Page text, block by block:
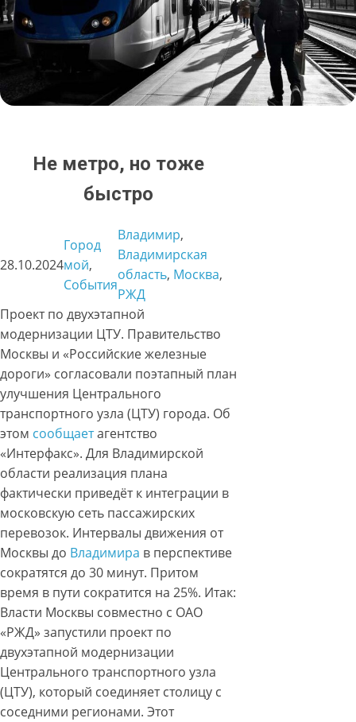
Не метро, но тоже
быстро
28.10.2024
Город
мой
События
Владимир
Владимирская
область, Москва
РЖД
Проект по двухэтапной
модернизации ЦТУ. Правительство
Москвы и «Российские железные
дороги» согласовали поэтапный план
улучшения Центрального
транспортного узла (ЦТУ) города. Об
этом сообщаетагентство
«Интерфакс». Для Владимирской
области реализация плана
фактически приведёт к интеграции в
московскую сеть пассажирских
перевозок. Интервалы движения от
Москвы до Владимира в перспективе
сократятся до 30 минут. Притом
время в пути сократится на 25%. Итак:
Власти Москвы совместно с ОАО
«РЖД» запустили проект по
двухэтапной модернизации
Центрального транспортного узла
(ЦТУ), который соединяет столицу с
соседними регионами. Этот